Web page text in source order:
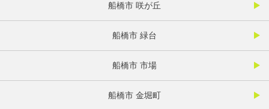
船橋市 咲が丘
船橋市 緑台
船橋市 市場
船橋市 金堀町